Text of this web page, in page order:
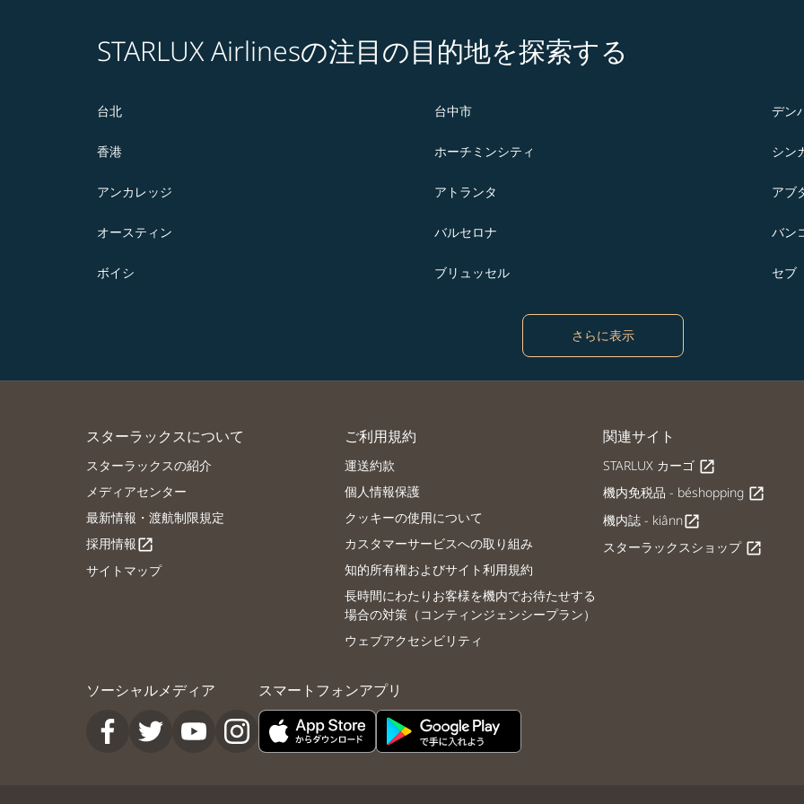
STARLUX Airlinesの注目の目的地を探索する
台北 台中市 デン
香港 ホーチミンシティ シン
アンカレッジ アトランタ アブ
オースティン バルセロナ バン
ボイシ ブリュッセル セブ
さらに表示
スターラックスについて
スターラックスの紹介
メディアセンター
最新情報・渡航制限規定
採用情報open_in_new
サイトマップ
ご利用規約
運送約款
個人情報保護
クッキーの使用について
カスタマーサービスへの取り組み
知的所有権およびサイト利用規約
長時間にわたりお客様を機内でお待たせする
場合の対策（コンティンジェンシープラン）
ウェブアクセシビリティ
関連サイト
STARLUX カーゴ open_in_new
機内免税品 - béshopping open_in_new
機内誌 - kiânnopen_in_new
スターラックスショップ open_in_new
ソーシャルメディア スマートフォンアプリ